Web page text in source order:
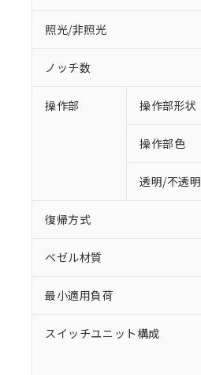
照光/非照光
ノッチ数
操作部 操作部形状
操作部色
透明/不透明
復帰方式
ベゼル材質
最小適用負荷
スイッチユニット構成